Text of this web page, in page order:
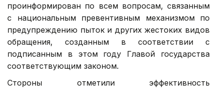
проинформирован по всем вопросам, связанным
с национальным превентивным механизмом по
предупреждению пыток и других жестоких видов
обращения, созданным в соответствии с
подписанным в этом году Главой государства
соответствующим законом.
Стороны отметили эффективность